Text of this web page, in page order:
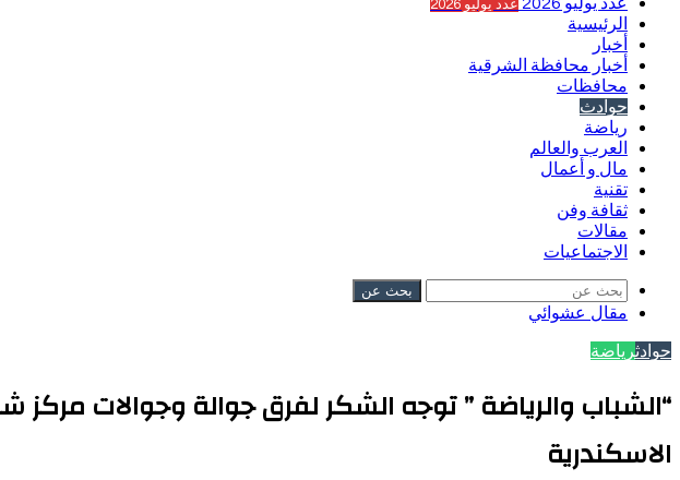
عدد يوليو 2026
الرئيسية
أخبار
أخبار محافظة الشرقية
محافظات
حوادث
رياضة
العرب والعالم
مال و أعمال
تقنية
ثقافة وفن
مقالات
الاجتماعيات
بحث عن
مقال عشوائي
حوادثرياضة
“الشباب والرياضة ” توجه الشكر لفرق جوالة وجوالات
الاسكندرية